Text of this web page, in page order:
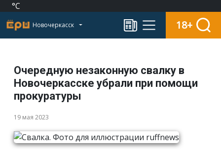
°C
Новочеркасск 18+
Очередную незаконную свалку в
Новочеркасске убрали при помощи
прокуратуры
19 мая 2023